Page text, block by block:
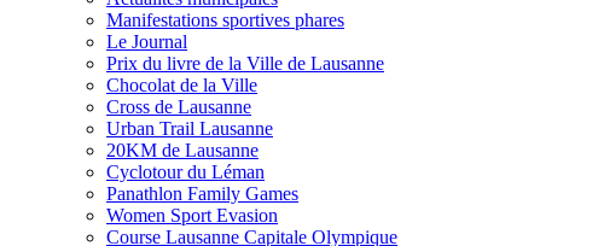
Manifestations sportives phares
Le Journal
Prix du livre de la Ville de Lausanne
Chocolat de la Ville
Cross de Lausanne
Urban Trail Lausanne
20KM de Lausanne
Cyclotour du Léman
Panathlon Family Games
Women Sport Evasion
Course Lausanne Capitale Olympique